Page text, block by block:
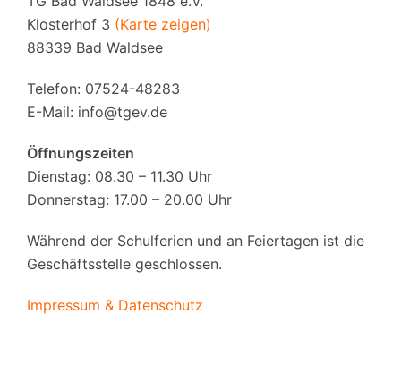
Klosterhof 3 (Karte zeigen)
88339 Bad Waldsee
Telefon: 07524-48283
E-Mail: info@tgev.de
Öffnungszeiten
Dienstag: 08.30 – 11.30 Uhr
Donnerstag: 17.00 – 20.00 Uhr
Während der Schulferien und an Feiertagen ist die
Geschäftsstelle geschlossen.
Impressum & Datenschutz